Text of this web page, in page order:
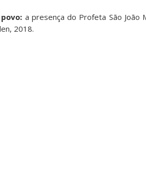
a presença do Profeta São João
2018.